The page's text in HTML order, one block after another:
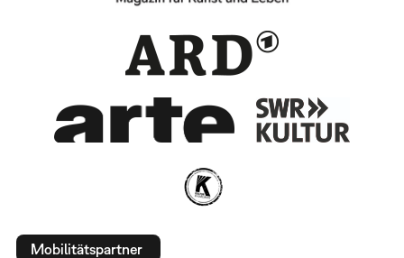
Mobilitätspartner